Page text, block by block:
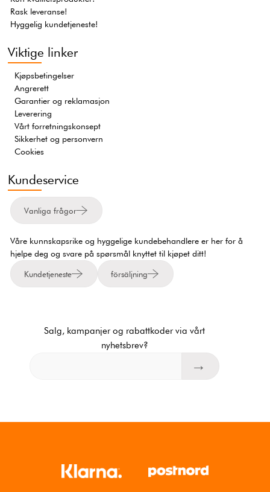
Rask leveranse!
Hyggelig kundetjeneste!
Viktige linker
Kjøpsbetingelser
Angrerett
Garantier og reklamasjon
Leverering
Vårt forretningskonsept
Sikkerhet og personvern
Cookies
Kundeservice
Vanliga frågor
Våre kunnskapsrike og hyggelige kundebehandlere er her for å
hjelpe deg og svare på spørsmål knyttet til kjøpet ditt!
Kundetjeneste försäljning
Salg, kampanjer og rabattkoder via vårt
nyhetsbrev?